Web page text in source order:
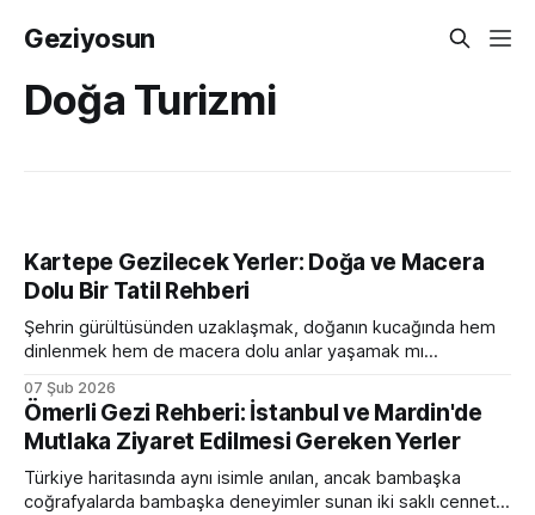
Geziyosun
Doğa Turizmi
Kartepe Gezilecek Yerler: Doğa ve Macera
Dolu Bir Tatil Rehberi
Şehrin gürültüsünden uzaklaşmak, doğanın kucağında hem
dinlenmek hem de macera dolu anlar yaşamak mı
beklentilerinizi fazlasıyla karşılıyor! İstanbul'a olan yakınlığı ve
her mevsim sunduğu çeşitlilikle öne çıkan Kartepe, kayak
severlerden doğa yürüyüşçülerine, sakin bir göl kaçamağı
arayanlardan adrenalini yüksek sporlar
07 Şub 2026
Ömerli Gezi Rehberi: İstanbul ve Mardin'de
Mutlaka Ziyaret Edilmesi Gereken Yerler
Türkiye haritasında aynı isimle anılan, ancak bambaşka
coğrafyalarda bambaşka deneyimler sunan iki saklı cennet: